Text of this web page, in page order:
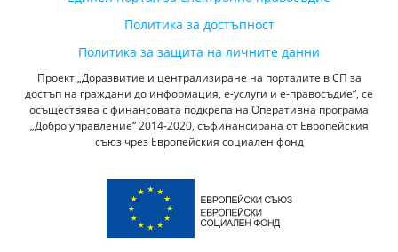
Политика за достъпност
Политика за защита на личните данни
Проект „Доразвитие и централизиране на порталите в СП за
достъп на граждани до информация, е-услуги и е-правосъдие“, се
осъществява с финансовата подкрепа на Оперативна програма
„Добро управление“ 2014-2020, съфинансирана от Европейския
съюз чрез Европейския социален фонд